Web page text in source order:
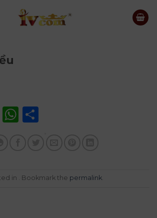
Pinterest
WhatsApp
in . Bookmark the permalink.